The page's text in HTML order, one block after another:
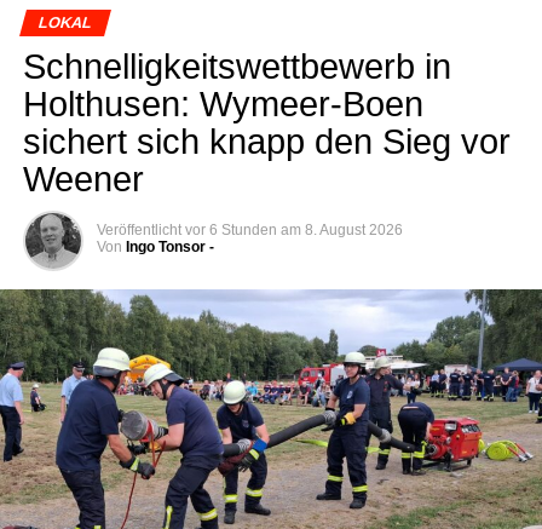
LOKAL
Schnel­lig­keits­wett­be­werb in
Hol­thusen: Wymeer-Boen
sichert sich knapp den Sieg vor
Weener
Veröffentlicht vor 6 Stunden am 8. August 2026
Von Ingo Tonsor -